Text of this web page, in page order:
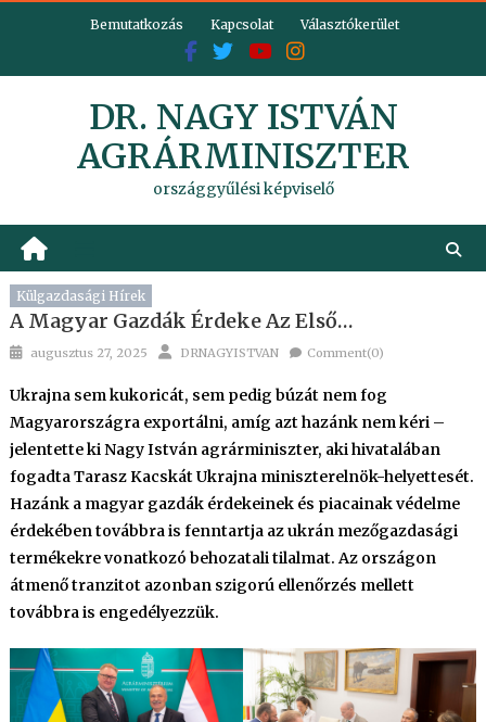
Bemutatkozás Kapcsolat Választókerület
DR. NAGY ISTVÁN
AGRÁRMINISZTER
országgyűlési képviselő
Külgazdasági Hírek
A Magyar Gazdák Érdeke Az Első…
Posted
augusztus 27, 2025 Author
DRNAGYISTVAN Comment(0)
Ukrajna sem kukoricát, sem pedig búzát nem fog
Magyarországra exportálni, amíg azt hazánk nem kéri –
jelentette ki Nagy István agrárminiszter, aki hivatalában
fogadta Tarasz Kacskát Ukrajna miniszterelnök-helyettesét.
Hazánk a magyar gazdák érdekeinek és piacainak védelme
érdekében továbbra is fenntartja az ukrán mezőgazdasági
termékekre vonatkozó behozatali tilalmat. Az országon
átmenő tranzitot azonban szigorú ellenőrzés mellett
továbbra is engedélyezzük.